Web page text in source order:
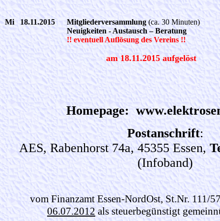
Mi 18.11.2015 Mitgliederversammlung(ca. 30 Minuten)
Neuigkeiten - Austausch – Beratung
!! eventuell Auflösung des Vereins !!
am 18.11.2015 aufgelöst
Homepage:
Postanschrift:
AES, Rabenhorst 74a, 45355 Essen,
(Infoband)
vom Finanzamt Essen-NordOst, St.Nr. 111/
06.07.2012als steuerbegünstigt